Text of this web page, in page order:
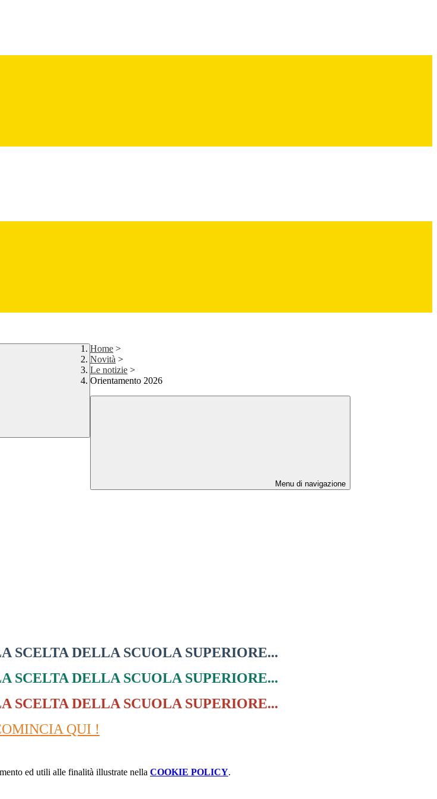
Home >
Novità >
Le notizie >
Orientamento 2026
Menu di navigazione
SCELTA DELLA SCUOLA SUPERIORE...
SCELTA DELLA SCUOLA SUPERIORE...
SCELTA DELLA SCUOLA SUPERIORE...
QUI !
ed utili alle finalità illustrate nella COOKIE POLICY.